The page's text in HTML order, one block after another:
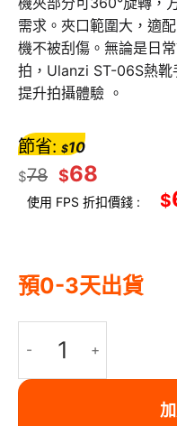
需求。夾口範圍大，適
機不被刮傷。無論是日
拍，Ulanzi ST-06S熱靴
提升拍攝體驗 。
$78 $68
節省: $10
使用 FPS 折扣價錢 : $
預0-3天出貨